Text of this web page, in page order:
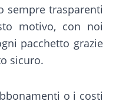
sempre trasparenti
motivo, con noi
pacchetto grazie
sicuro.
o i costi